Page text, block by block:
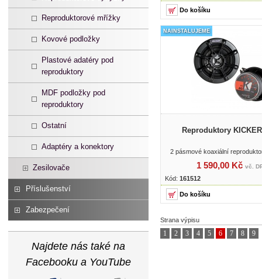
Reproduktorové mřížky
Kovové podložky
Plastové adatéry pod
reproduktory
MDF podložky pod
reproduktory
Ostatní
Adaptéry a konektory
Zesilovače
Příslušenství
Zabezpečení
Najdete nás také na
Facebooku a YouTube
NAINSTALUJEME
Reproduktory
2 pásmové koaxiální
1 590,00 Kč vč.
Kód: 161512
Strana výpisu
1 2 3 4 5 6 7 8 9